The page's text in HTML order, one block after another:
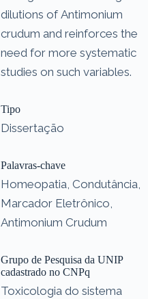
dilutions of Antimonium
crudum and reinforces the
need for more systematic
studies on such variables.
Tipo
Dissertação
Palavras-chave
Homeopatia, Condutância,
Marcador Eletrônico,
Antimonium Crudum
Grupo de Pesquisa da UNIP
cadastrado no CNPq
Toxicologia do sistema